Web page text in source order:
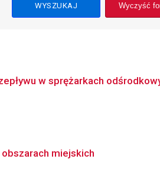
Wyczyść
w sprężarkach
miejskich